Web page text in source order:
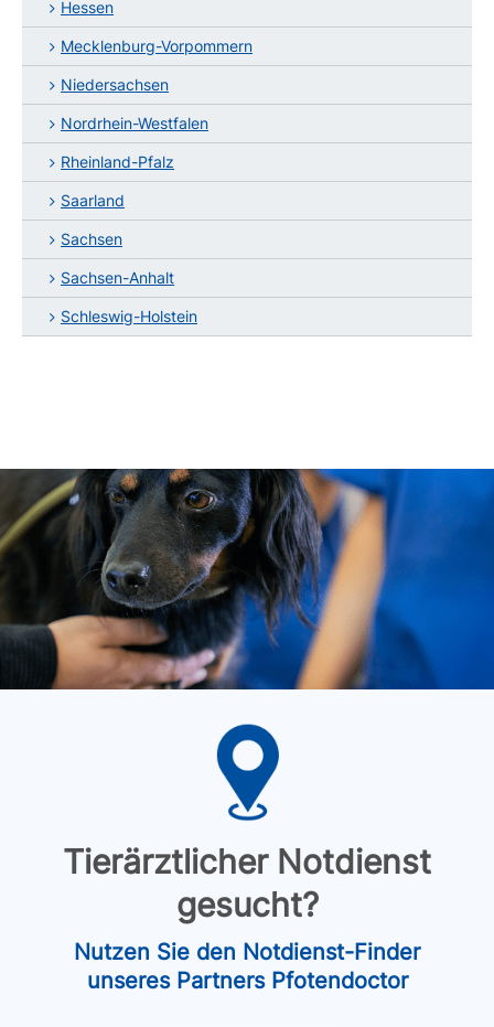
Hessen
Mecklenburg-Vorpommern
Niedersachsen
Nordrhein-Westfalen
Rheinland-Pfalz
Saarland
Sachsen
Sachsen-Anhalt
Schleswig-Holstein
Tierärztlicher Notdienst
gesucht?
Nutzen Sie den Notdienst-Finder
unseres Partners Pfotendoctor